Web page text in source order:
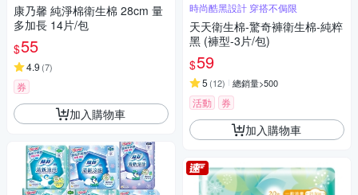
康乃馨 純淨棉衛生棉 28cm 量
多加長 14片/包
$55
4.9 (7)
券
加入購物車
時尚酷黑設計 穿搭不侷限
天天衛生棉-驚奇褲衛生棉-純粹
黑 (褲型-3片/包)
$59
5 (12) 總銷量>500
活動 券
加入購物車